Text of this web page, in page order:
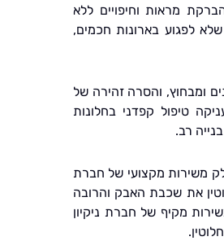
מראות וחיפויים ללא
לפגוע בארונות חכמים,
ומבחוץ, והסרה זהירה של
טיפול קפדני בחלונות
רב.
משירות מקצועי של חברת
את שכבת האבק והרובה
מקיף של חברת ניקיון